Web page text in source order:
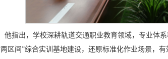
指出，学校深耕轨道交通职业教育领域，专业
区间”综合实训基地建设，还原标准化作业场景